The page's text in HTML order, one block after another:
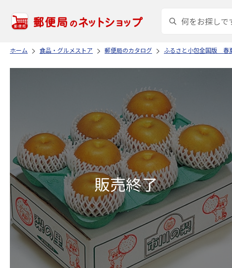
ホーム 食品・グルメストア 郵便局のカタログ ふるさと小包全国版 春